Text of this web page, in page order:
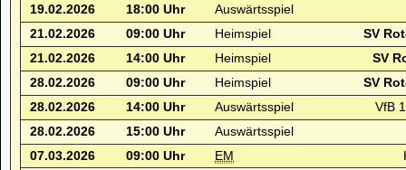
19.02.2026
18:00 Uhr
Auswärtsspiel
21.02.2026
09:00 Uhr Heimspiel
SV
21.02.2026
14:00 Uhr Heimspiel
SV
28.02.2026
09:00 Uhr Heimspiel
SV
28.02.2026
14:00 Uhr Auswärtsspiel
VfB
28.02.2026
15:00 Uhr
Auswärtsspiel
07.03.2026
09:00 Uhr EM